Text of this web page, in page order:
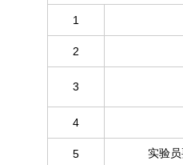
1
2
3
4
5 实验